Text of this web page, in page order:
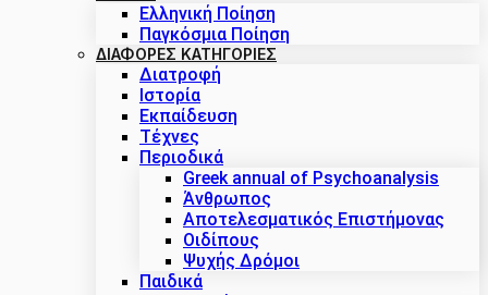
Ελληνική Ποίηση
Παγκόσμια Ποίηση
ΔΙΑΦΟΡΕΣ ΚΑΤΗΓΟΡΙΕΣ
Διατροφή
Ιστορία
Εκπαίδευση
Τέχνες
Περιοδικά
Greek annual of Psychoanalysis
Άνθρωπος
Αποτελεσματικός Επιστήμονας
Οιδίπους
Ψυχής Δρόμοι
Παιδικά